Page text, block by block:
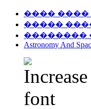
���� ����
�����
��������
Astronomy And